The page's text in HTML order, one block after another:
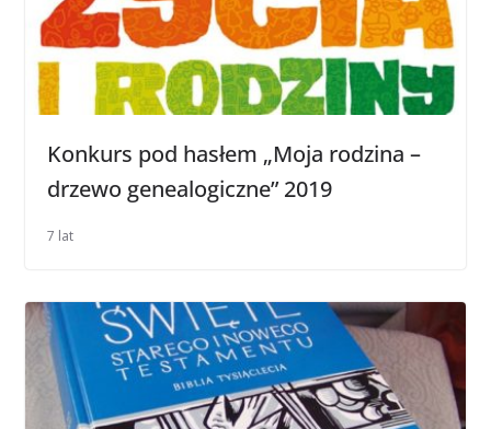
Konkurs pod hasłem „Moja rodzina –
drzewo genealogiczne” 2019
7 lat